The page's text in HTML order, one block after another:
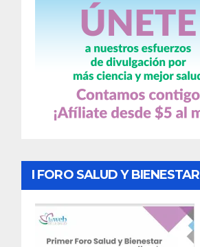
I FORO SALUD Y BIENESTAR